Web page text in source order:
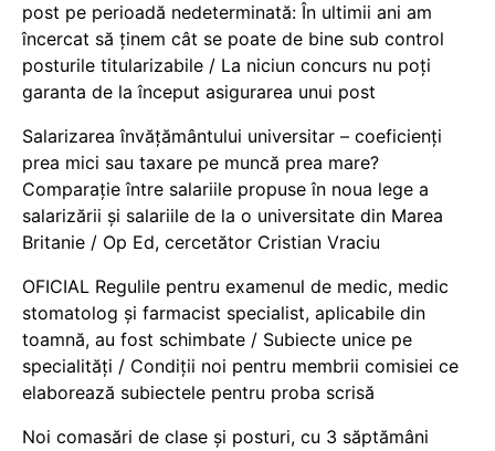
post pe perioadă nedeterminată: În ultimii ani am
încercat să ținem cât se poate de bine sub control
posturile titularizabile / La niciun concurs nu poți
garanta de la început asigurarea unui post
Salarizarea învățământului universitar – coeficienți
prea mici sau taxare pe muncă prea mare?
Comparație între salariile propuse în noua lege a
salarizării și salariile de la o universitate din Marea
Britanie / Op Ed, cercetător Cristian Vraciu
OFICIAL Regulile pentru examenul de medic, medic
stomatolog și farmacist specialist, aplicabile din
toamnă, au fost schimbate / Subiecte unice pe
specialități / Condiții noi pentru membrii comisiei ce
elaborează subiectele pentru proba scrisă
Noi comasări de clase și posturi, cu 3 săptămâni